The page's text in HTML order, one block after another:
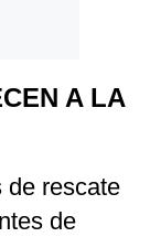
A LA
de rescate
de